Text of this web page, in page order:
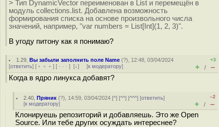
> Тип DynamicVector переименован в List и перемещён в
модуль collections.list. Добавлена возможность
формирования списка на основе произвольного числа
значений, например, "var numbers = List[Int](1, 2, 3)".
В угоду питону как я понимаю?
1.29 ,Вы забыли заполнить поле Name (?), 12:48, 03/04/2024
[ответить] [ ﹢﹢﹢ ] [ · · · ] [↓] [к модератору]
+3
+ / –
Когда в ядро линукса добавят?
2.40 ,Пряник (?), 14:59, 03/04/2024 [^] [^^] [^^^] [ответить]
[к модератору]
–2
+ / –
Клонируешь репозиторий и добавляешь. Это же Open
Source. Или тебе других осуждать интереснее?